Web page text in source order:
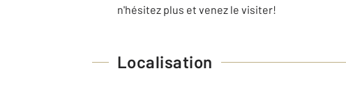
n'hésitez plus et venez le visiter!
Localisation